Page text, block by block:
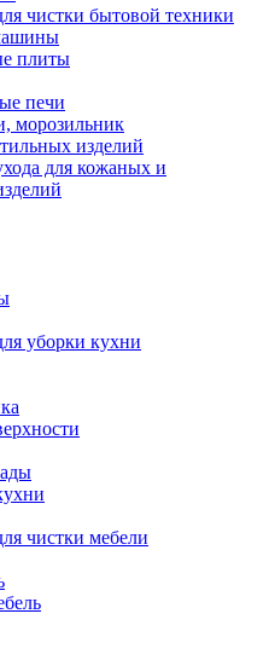
чистки бытовой техники
плиты
печи
морозильник
изделий
для кожаных и
уборки кухни
чистки мебели